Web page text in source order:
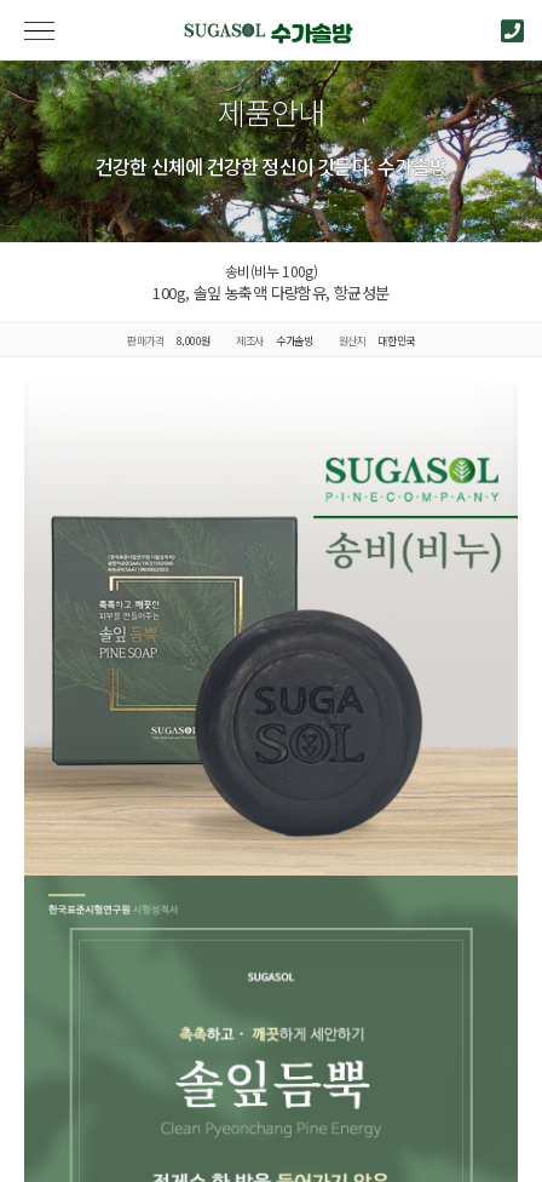
제품안내
건강한 신체에 건강한 정신이 깃든다. 수가솔방
송비(비누 100g)
100g, 솔잎 농축액 다량함유, 항균성분
판매가격 8,000원 제조사 수가솔방 원산지 대한민국